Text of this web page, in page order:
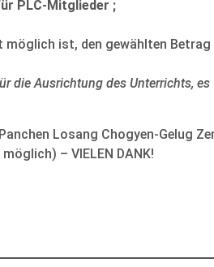
PLC-Mitglieder ;
möglich ist, den gewählten
die Ausrichtung des Unterrichts,
Losang Chogyen-Gelug
– VIELEN DANK!